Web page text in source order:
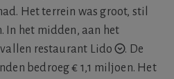
Het terrein was groot, stil
In het midden, aan het
restaurant Lido . De
bedroeg € 1,1 miljoen. Het